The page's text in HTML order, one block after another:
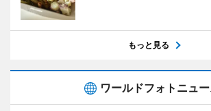
もっと見る
ワールドフォトニュ